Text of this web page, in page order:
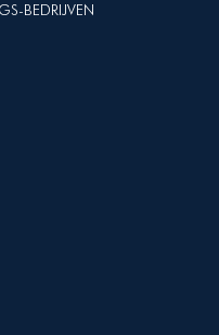
BEDRIJVEN